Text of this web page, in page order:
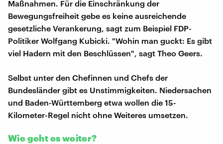
Maßnahmen. Für die Einschränkung der
Bewegungsfreiheit gebe es keine ausreichende
gesetzliche Verankerung, sagt zum Beispiel FDP-
Politiker Wolfgang Kubicki. "Wohin man guckt: Es gibt
viel Hadern mit den Beschlüssen", sagt Theo Geers.
Selbst unter den Chefinnen und Chefs der
Bundesländer gibt es Unstimmigkeiten. Niedersachen
und Baden-Württemberg etwa wollen die 15-
Kilometer-Regel nicht ohne Weiteres umsetzen.
Wie geht es weiter?